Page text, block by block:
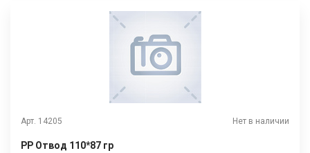
Арт. 14205 Нет в наличии
РР Отвод 110*87 гр